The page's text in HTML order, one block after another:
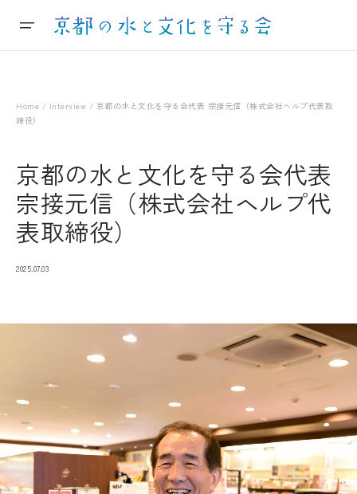
Home / Interview / 京都の水と文化を守る会代表 宗接元信（株式会社ヘルプ代表取
締役）
京都の水と文化を守る会代表
宗接元信（株式会社ヘルプ代
表取締役）
2025.07.03